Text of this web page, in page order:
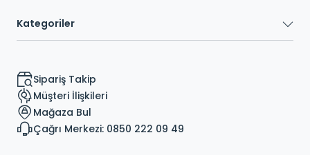
Kategoriler
Sipariş Takip
Müşteri İlişkileri
Mağaza Bul
Çağrı Merkezi: 0850 222 09 49